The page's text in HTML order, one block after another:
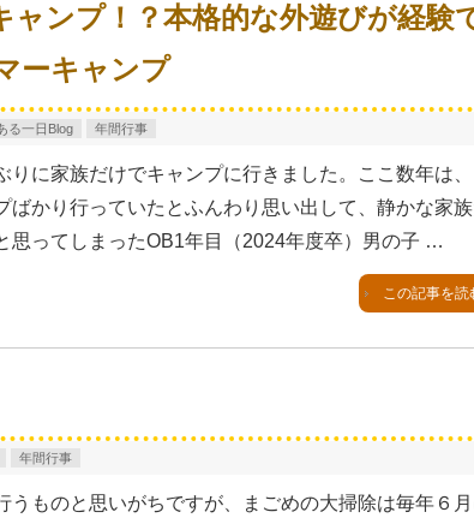
ャンプ！？本格的な外遊びが経験
ーキャンプ
る一日Blog 年間行事
りに家族だけでキャンプに行きました。ここ数年は、
ばかり行っていたとふんわり思い出して、静かな家
思ってしまったOB1年目（2024年度卒）男の子 …
この記事を読
年間行事
うものと思いがちですが、まごめの大掃除は毎年６月